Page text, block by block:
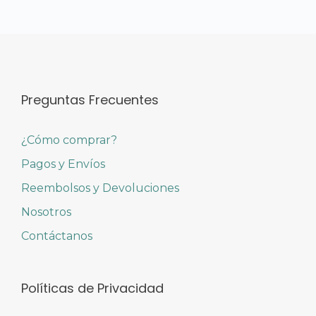
Preguntas Frecuentes
¿Cómo comprar?
Pagos y Envíos
Reembolsos y Devoluciones
Nosotros
Contáctanos
Políticas de Privacidad